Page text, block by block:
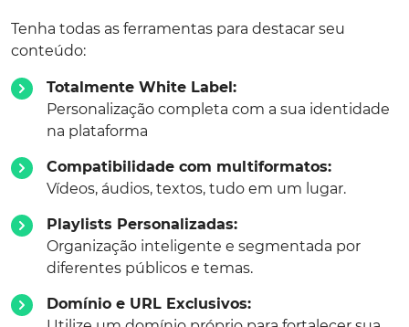
Tenha todas as ferramentas para destacar seu
conteúdo:
Totalmente White Label:
Personalização completa com a sua identidade
na plataforma
Compatibilidade com multiformatos:
Vídeos, áudios, textos, tudo em um lugar.
Playlists Personalizadas:
Organização inteligente e segmentada por
diferentes públicos e temas.
Domínio e URL Exclusivos: